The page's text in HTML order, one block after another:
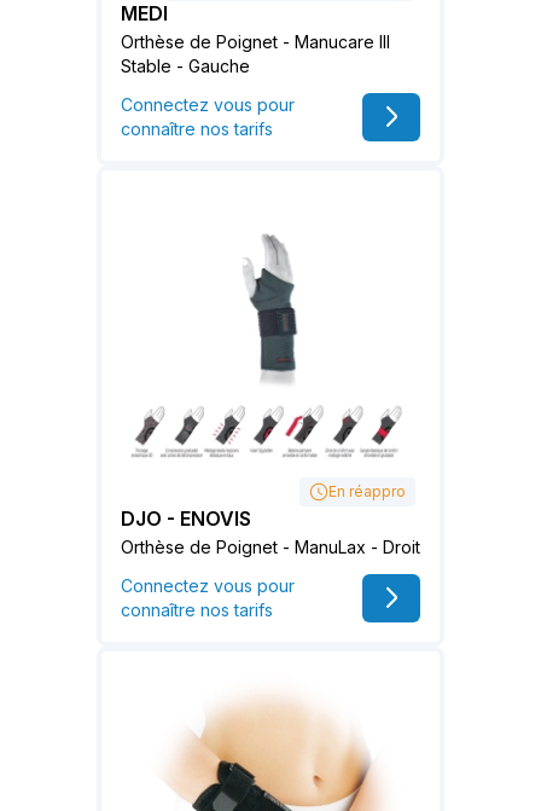
MEDI
Orthèse de Poignet - Manucare III
Stable - Gauche
Connectez vous pour
connaître nos tarifs
En réappro
DJO - ENOVIS
Orthèse de Poignet - ManuLax - Droit
Connectez vous pour
connaître nos tarifs